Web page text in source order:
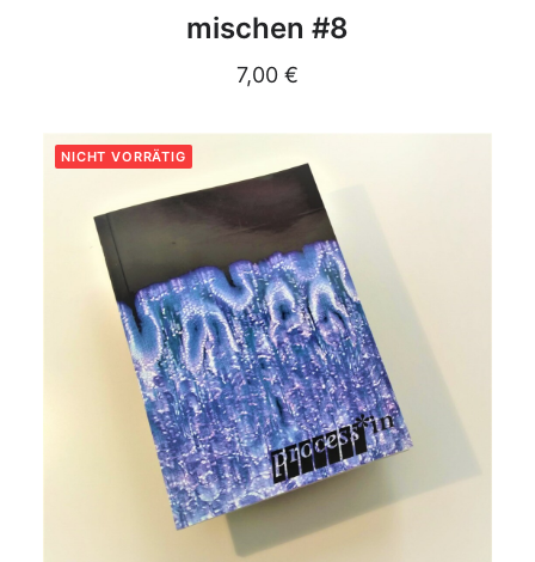
DETAILS
mischen #8
7,00 €
NICHT VORRÄTIG